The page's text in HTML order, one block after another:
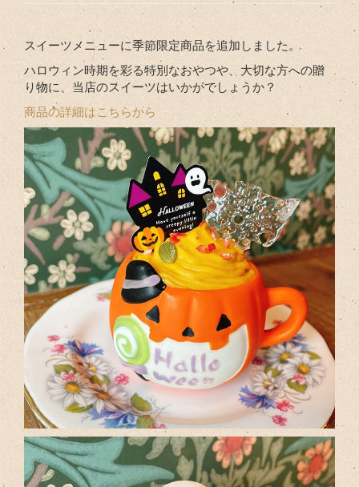
スイーツメニューに季節限定商品を追加しました。
ハロウィン時期を彩る特別なおやつや、大切な方への贈
り物に、当店のスイーツはいかがでしょうか？
商品の詳細はこちらから